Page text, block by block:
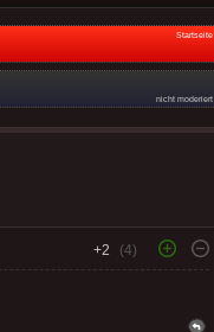
Startseite
nicht moderiert
+2 (4)